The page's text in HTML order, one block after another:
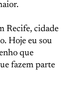
Recife, cidade
Hoje eu sou
que
fazem parte